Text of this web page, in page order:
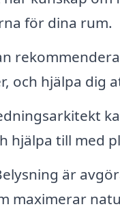
för dina rum.
och hjälpa dig
hjälpa till med
är
maximerar